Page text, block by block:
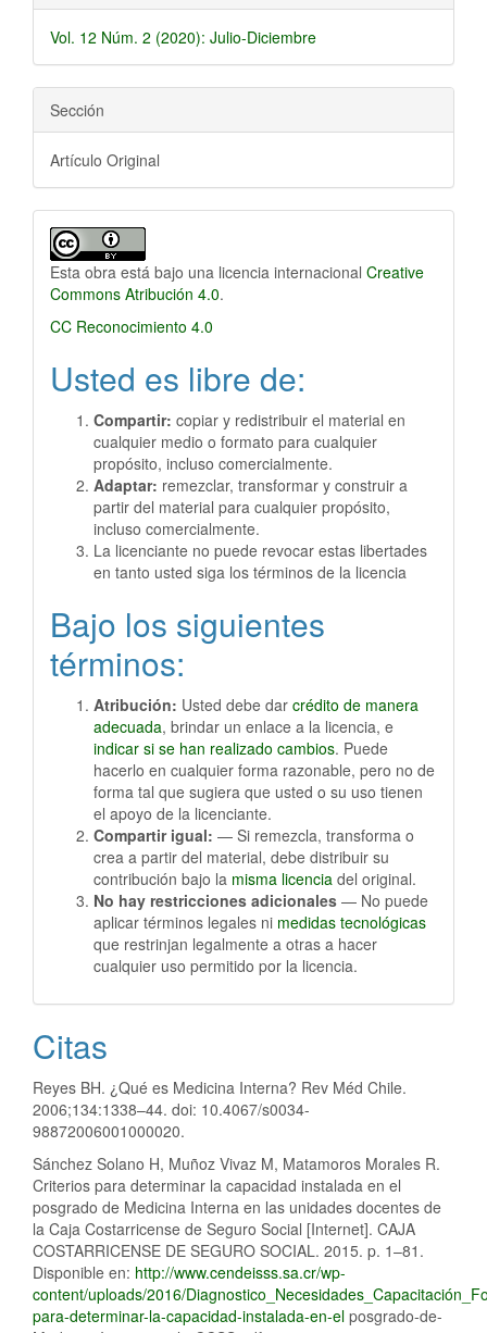
Vol. 12 Núm. 2 (2020): Julio-Diciembre
Sección
Artículo Original
Esta obra está bajo una licencia internacional Creative
Commons Atribución 4.0.
CC Reconocimiento 4.0
Usted es libre de:
Compartir: copiar y redistribuir el material en
cualquier medio o formato para cualquier
propósito, incluso comercialmente.
Adaptar: remezclar, transformar y construir a
partir del material para cualquier propósito,
incluso comercialmente.
La licenciante no puede revocar estas libertades
en tanto usted siga los términos de la licencia
Bajo los siguientes
términos:
Atribución: Usted debe dar crédito de manera
adecuada, brindar un enlace a la licencia, e
indicar si se han realizado cambios. Puede
hacerlo en cualquier forma razonable, pero no de
forma tal que sugiera que usted o su uso tienen
el apoyo de la licenciante.
Compartir igual: — Si remezcla, transforma o
crea a partir del material, debe distribuir su
contribución bajo la misma licencia del original.
No hay restricciones adicionales — No puede
aplicar términos legales ni medidas tecnológicas
que restrinjan legalmente a otras a hacer
cualquier uso permitido por la licencia.
Citas
Reyes BH. ¿Qué es Medicina Interna? Rev Méd Chile.
2006;134:1338–44. doi: 10.4067/s0034-
98872006001000020.
Sánchez Solano H, Muñoz Vivaz M, Matamoros Morales R.
Criterios para determinar la capacidad instalada en el
posgrado de Medicina Interna en las unidades docentes de
la Caja Costarricense de Seguro Social [Internet]. CAJA
COSTARRICENSE DE SEGURO SOCIAL. 2015. p. 1–81.
Disponible en: http://www.cendeisss.sa.cr/wp-
content/uploads/2016/
para-determinar-la-capacidad-instalada-en-el posgrado-de-